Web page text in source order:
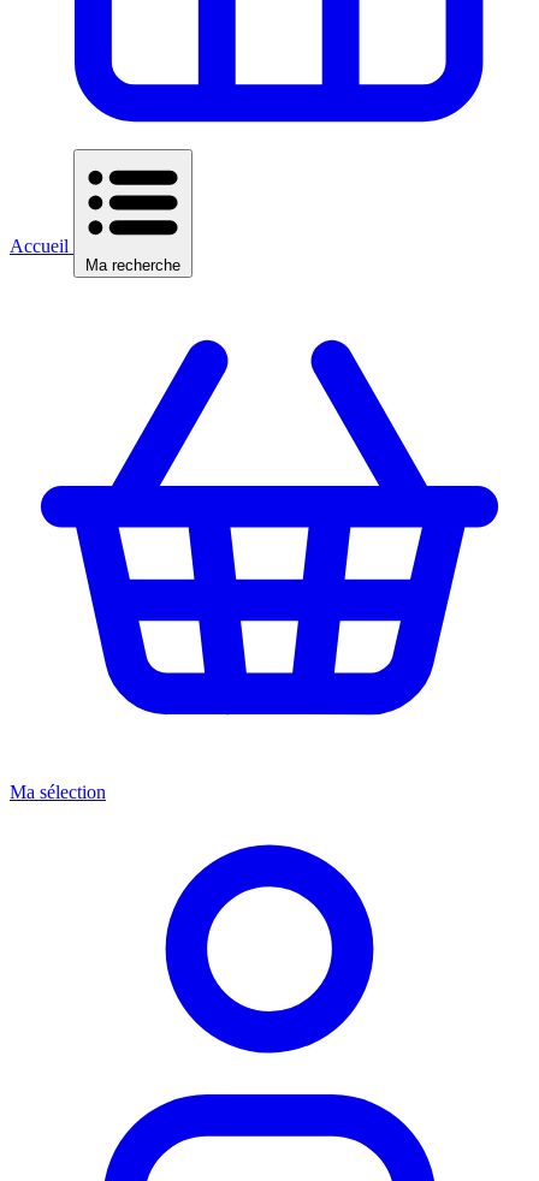
Accueil
Ma recherche
Ma sélection